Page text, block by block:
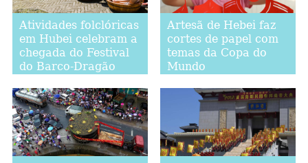
Atividades folclóricas
em Hubei celebram a
chegada do Festival
do Barco-Dragão
Artesã de Hebei faz
cortes de papel com
temas da Copa do
Mundo